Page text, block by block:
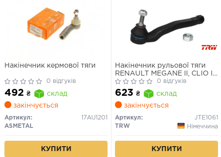
Накінечник кермової тяги
0 відгуків
492 ₴
склад
закінчується
Артикул:
17AU1201
ASMETAL
КУПИТИ
Накінечник рульової тяги
RENAULT MEGANE II, CLIO III,
SCENIC II 02- перед. міст
праворуч(Вир-во TRW)
0 відгуків
623 ₴
склад
закінчується
Артикул:
JTE1061
TRW
Німеччина
КУПИТИ